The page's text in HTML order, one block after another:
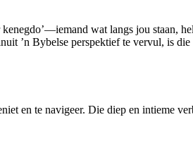
wat langs jou staan,
’n Bybelse perspektief te vervul, is
en te navigeer. Die diep en intieme